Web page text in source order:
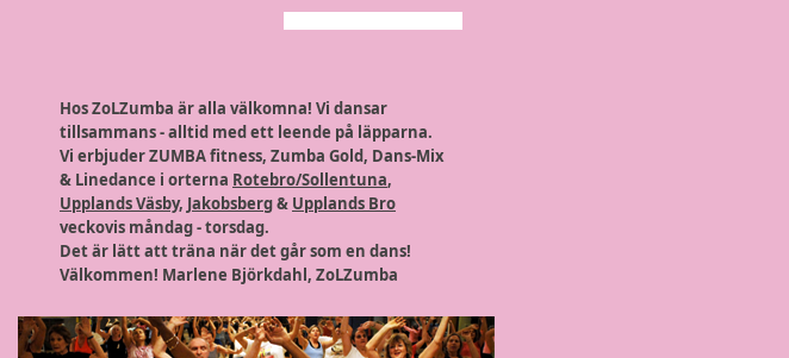
Hos ZoLZumba är alla välkomna! Vi dansar
tillsammans - alltid med ett leende på läpparna.
Vi erbjuder ZUMBA fitness, Zumba Gold, Dans-Mix
& Linedance i orterna Rotebro/Sollentuna,
Upplands Väsby, Jakobsberg& Upplands Bro
veckovis måndag - torsdag.
Det är lätt att träna när det går som en dans!
Välkommen! Marlene Björkdahl, ZoLZumba